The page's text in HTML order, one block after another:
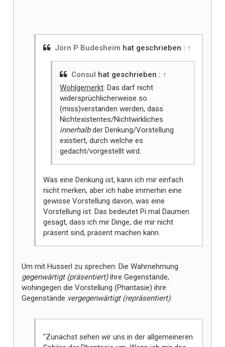
m
i
Jörn P Budesheim hat geschrieben : ↑
Consul hat geschrieben : ↑
Wohlgemerkt: Das darf nicht
widersprüchlicherweise so
(miss)verstanden werden, dass
Nichtexistentes/Nichtwirkliches
innerhalbder Denkung/Vorstellung
existiert, durch welche es
gedacht/vorgestellt wird.
Was eine Denkung ist, kann ich mir einfach
nicht merken, aber ich habe immerhin eine
gewisse Vorstellung davon, was eine
Vorstellung ist. Das bedeutet Pi mal Daumen
gesagt, dass ich mir Dinge, die mir nicht
präsent sind, präsent machen kann.
Um mit Husserl zu sprechen: Die Wahrnehmung
gegenwärtigt (präsentiert)ihre Gegenstände,
wohingegen die Vorstellung (Phantasie) ihre
Gegenstände vergegenwärtigt (repräsentiert).
"Zunächst sehen wir uns in der allgemeineren